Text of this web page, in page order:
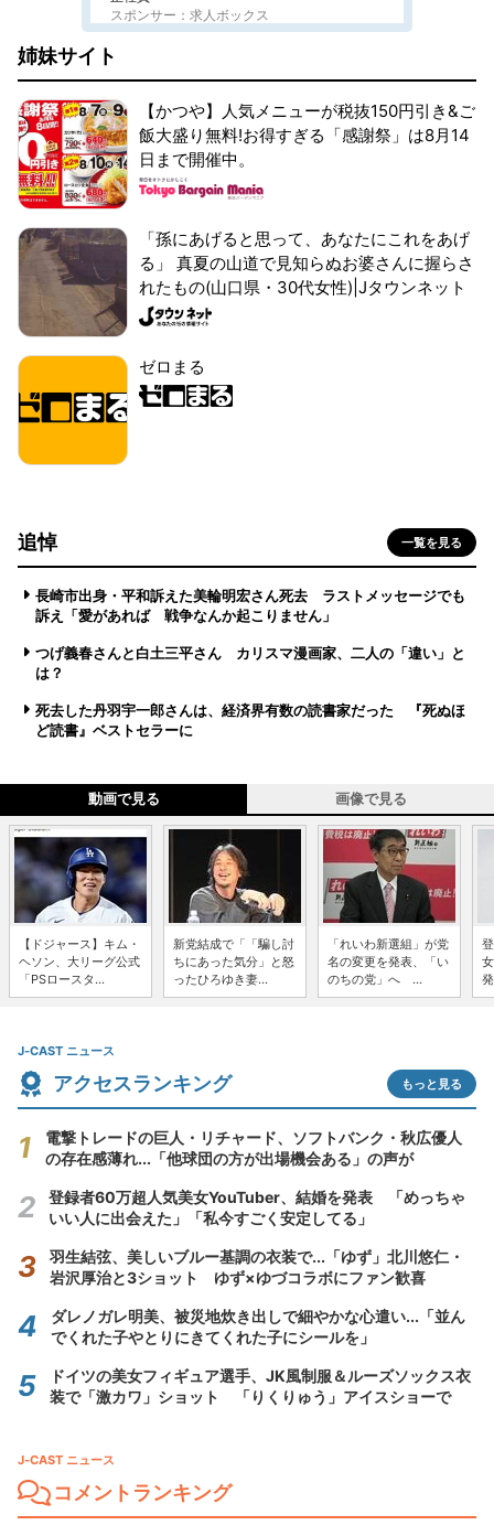
スポンサー：求人ボックス
姉妹サイト
【かつや】人気メニューが税抜150円引き&ご
飯大盛り無料!お得すぎる「感謝祭」は8月14
日まで開催中。
「孫にあげると思って、あなたにこれをあげ
る」 真夏の山道で見知らぬお婆さんに握らさ
れたもの(山口県・30代女性)|Jタウンネット
ゼロまる
追悼 一覧を見る
長崎市出身・平和訴えた美輪明宏さん死去 ラストメッセージでも
訴え「愛があれば 戦争なんか起こりません」
つげ義春さんと白土三平さん カリスマ漫画家、二人の「違い」と
は？
死去した丹羽宇一郎さんは、経済界有数の読書家だった 『死ぬほ
ど読書』ベストセラーに
動画で見る 画像で見る
【ドジャース】キム・
ヘソン、大リーグ公式
「PSロースタ...
新党結成で「「騙し討
ちにあった気分」と怒
ったひろゆき妻...
「れいわ新選組」が党
名の変更を発表、「い
のちの党」へ ...
J-CAST ニュース
アクセスランキング もっと見る
電撃トレードの巨人・リチャード、ソフトバンク・秋広優人
の存在感薄れ...「他球団の方が出場機会ある」の声が
登録者60万超人気美女YouTuber、結婚を発表 「めっちゃ
いい人に出会えた」「私今すごく安定してる」
羽生結弦、美しいブルー基調の衣装で...「ゆず」北川悠仁・
岩沢厚治と3ショット ゆず×ゆづコラボにファン歓喜
ダレノガレ明美、被災地炊き出しで細やかな心遣い...「並ん
でくれた子やとりにきてくれた子にシールを」
ドイツの美女フィギュア選手、JK風制服＆ルーズソックス衣
装で「激カワ」ショット 「りくりゅう」アイスショーで
J-CAST ニュース
コメントランキング